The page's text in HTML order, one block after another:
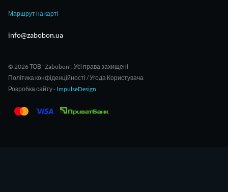
Маршрут на карті
info@zabobon.ua
© 2026 ТОВ "Zabobon". Усі права захищені
Політика конфіденційності / Угода Користувача
Розробка сайту - ImpulseDesign